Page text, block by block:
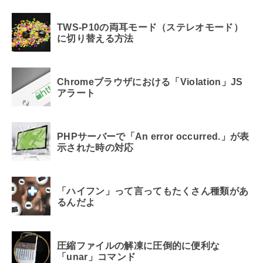
TWS-P10の両耳モード（ステレオモード）
に切り替える方法
Chromeブラウザにおける「Violation」JS
アラート
PHPサーバーで「An error occurred.」が表
示された時の対応
「ハイフン」って言ってもたくさん種類があ
るんだよ
圧縮ファイルの解凍に圧倒的に便利な
「unar」コマンド